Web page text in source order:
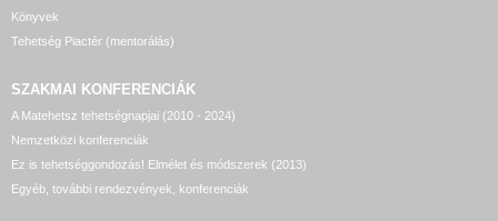
Könyvek
Tehetség Piactér (mentorálás)
SZAKMAI KONFERENCIÁK
A Matehetsz tehetségnapjai (2010 - 2024)
Nemzetközi konferenciák
Ez is tehetséggondozás! Elmélet és módszerek (2013)
Egyéb, további rendezvények, konferenciák